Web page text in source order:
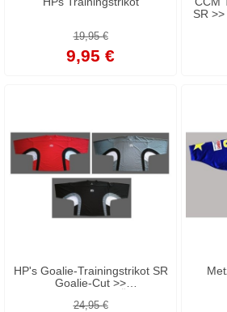
19,95 €
9,95 €
SR >> MIT HP-BRUSTLOGO
HP's Goalie-Trainingstrikot SR
Goalie-Cut >>
24,95 €